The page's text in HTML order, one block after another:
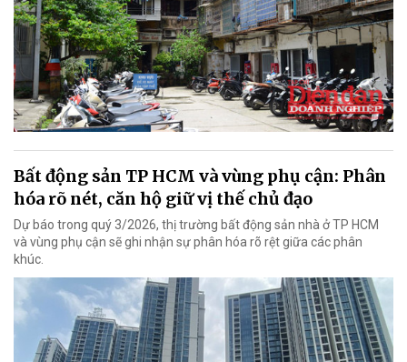
Bất động sản TP HCM và vùng phụ cận: Phân
hóa rõ nét, căn hộ giữ vị thế chủ đạo
Dự báo trong quý 3/2026, thị trường bất động sản nhà ở TP HCM
và vùng phụ cận sẽ ghi nhận sự phân hóa rõ rệt giữa các phân
khúc.